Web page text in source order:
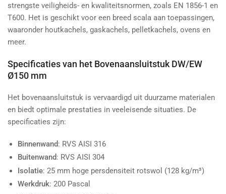
strengste veiligheids- en kwaliteitsnormen, zoals EN 1856-1 en
T600. Het is geschikt voor een breed scala aan toepassingen,
waaronder houtkachels, gaskachels, pelletkachels, ovens en
meer.
Specificaties van het Bovenaansluitstuk DW/EW
Ø150 mm
Het bovenaansluitstuk is vervaardigd uit duurzame materialen
en biedt optimale prestaties in veeleisende situaties. De
specificaties zijn:
Binnenwand: RVS AISI 316
Buitenwand: RVS AISI 304
Isolatie: 25 mm hoge persdensiteit rotswol (128 kg/m³)
Werkdruk: 200 Pascal